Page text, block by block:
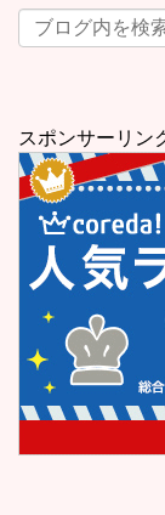
スポンサーリン